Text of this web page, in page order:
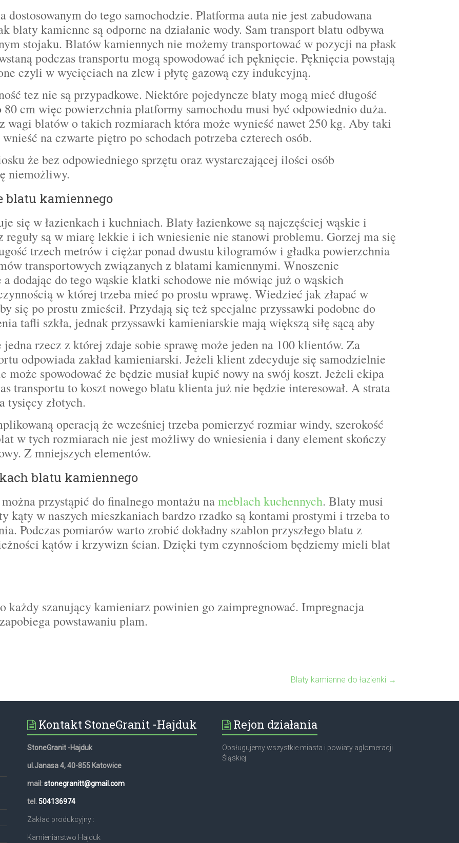
dostosowanym do tego samochodzie. Platforma auta nie jest zabudowana
blaty kamienne są odporne na działanie wody. Sam transport blatu odbywa
stojaku. Blatów kamiennych nie możemy transportować w pozycji na płask
podczas transportu mogą spowodować ich pęknięcie. Pęknięcia powstają
czyli w wycięciach na zlew i płytę gazową czy indukcyjną.
tez nie są przypadkowe. Niektóre pojedyncze blaty mogą mieć długość
80 cm więc powierzchnia platformy samochodu musi być odpowiednio duża.
wagi blatów o takich rozmiarach która może wynieść nawet 250 kg. Aby taki
na czwarte piętro po schodach potrzeba czterech osób.
że bez odpowiedniego sprzętu oraz wystarczającej ilości osób
niemożliwy.
blatu kamiennego
się w łazienkach i kuchniach. Blaty łazienkowe są najczęściej wąskie i
reguły są w miarę lekkie i ich wniesienie nie stanowi problemu. Gorzej ma się
trzech metrów i ciężar ponad dwustu kilogramów i gładka powierzchnia
transportowych związanych z blatami kamiennymi. Wnoszenie
dodając do tego wąskie klatki schodowe nie mówiąc już o wąskich
w której trzeba mieć po prostu wprawę. Wiedzieć jak złapać w
się po prostu zmieścił. Przydają się też specjalne przyssawki podobne do
tafli szkła, jednak przyssawki kamieniarskie mają większą siłę sącą aby
rzecz z której zdaje sobie sprawę może jeden na 100 klientów. Za
odpowiada zakład kamieniarski. Jeżeli klient zdecyduje się samodzielnie
może spowodować że będzie musiał kupić nowy na swój koszt. Jeżeli ekipa
transportu to koszt nowego blatu klienta już nie będzie interesował. A strata
tysięcy złotych.
operacją że wcześniej trzeba pomierzyć rozmiar windy, szerokość
w tych rozmiarach nie jest możliwy do wniesienia i dany element skończy
Z mniejszych elementów.
blatu kamiennego
przystąpić do finalnego montażu nameblach kuchennych. Blaty musi
kąty w naszych mieszkaniach bardzo rzadko są kontami prostymi i trzeba to
Podczas pomiarów warto zrobić dokładny szablon przyszłego blatu z
kątów i krzywizn ścian. Dzięki tym czynnościom będziemy mieli blat
każdy szanujący kamieniarz powinien go zaimpregnować. Impregnacja
powstawaniu plam.
Blaty kamienne do łazienki →
Kontakt StoneGranit -Hajduk
StoneGranit -Hajduk
ul.Janasa 4, 40-855 Katowice
mail:stonegranitt@gmail.com
tel. 504136974
Zakład produkcyjny :
Kamieniarstwo Hajduk
Rejon działania
Obsługujemy wszystkie miasta i powiaty aglomeracji
Śląskiej